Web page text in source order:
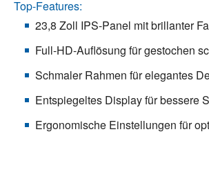
Top-Features:
23,8 Zoll IPS-Panel mit brillanter
Full-HD-Auflösung für gestochen
Schmaler Rahmen für elegantes
Entspiegeltes Display für bessere
Ergonomische Einstellungen für